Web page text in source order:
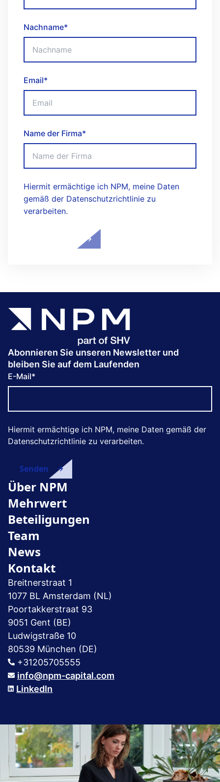
Nachname*
Email*
Name der Firma*
Hiermit ermächtige ich NPM, meine Daten
gemäß der Datenschutzrichtlinie zu
verarbeiten.
Abonnieren Sie unseren Newsletter und
bleiben Sie auf dem Laufenden
E-Mail*
Hiermit ermächtige ich NPM, meine Daten gemäß der
Datenschutzrichtlinie zu verarbeiten.
Über NPM
Mehrwert
Beteiligungen
Team
News
Kontakt
Breitnerstraat 1
1077 BL Amsterdam (NL)
Poortakkerstraat 93
9051 Gent (BE)
Ludwigstraße 10
80539 München (DE)
+31205705555
info@npm-capital.com
LinkedIn